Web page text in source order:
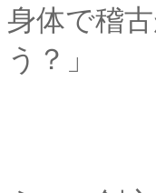
身体で稽
う？」
何の気